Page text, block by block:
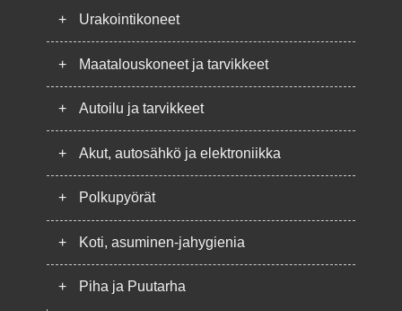
+ Urakointikoneet
+ Maatalouskoneet ja tarvikkeet
+ Autoilu ja tarvikkeet
+ Akut, autosähkö ja elektroniikka
+ Polkupyörät
+ Koti, asuminen-jahygienia
+ Piha ja Puutarha